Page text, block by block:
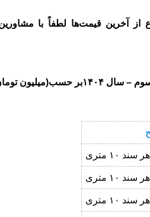
از آخرین قیمت‌ها لطفاً با
تومان)
۱۰ متری
۱۰ متری
۱۰ متری